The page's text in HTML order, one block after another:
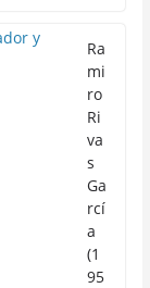
Ra
mi
ro
Ri
va
s
Ga
rcí
a
(1
95